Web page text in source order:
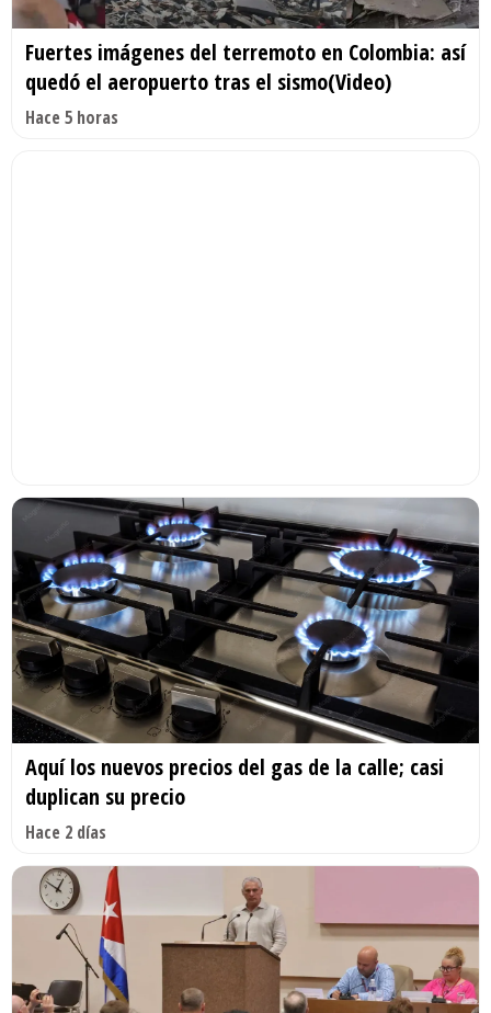
Fuertes imágenes del terremoto en Colombia: así
quedó el aeropuerto tras el sismo(Video)
Hace 5 horas
Aquí los nuevos precios del gas de la calle; casi
duplican su precio
Hace 2 días